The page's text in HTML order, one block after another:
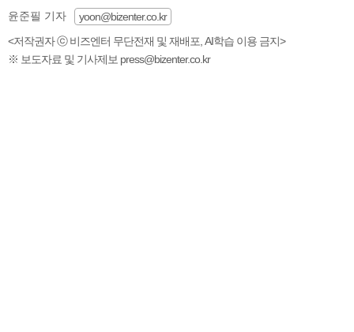
윤준필 기자
yoon@bizenter.co.kr
<저작권자 ⓒ 비즈엔터 무단전재 및 재배포, AI학습 이용 금지>
※ 보도자료 및 기사제보 press@bizenter.co.kr